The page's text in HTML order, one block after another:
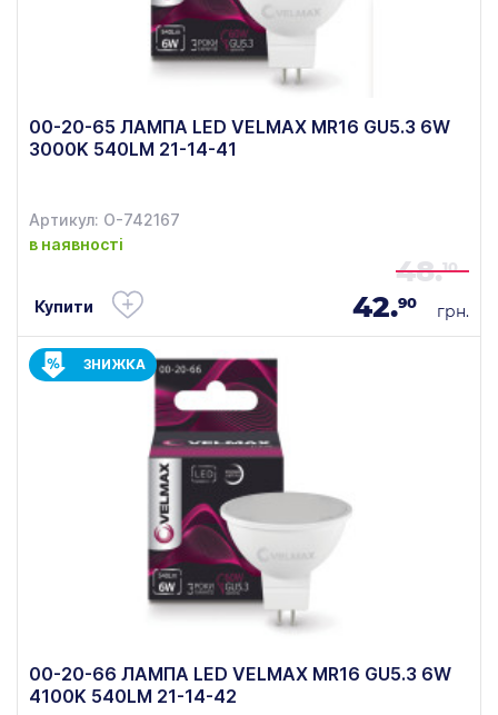
00-20-65 ЛАМПА LED VELMAX MR16 GU5.3 6W
3000K 540LM 21-14-41
Артикул: О-742167
в наявності
48.10
Купити 42.90 грн.
ЗНИЖКА
00-20-66 ЛАМПА LED VELMAX MR16 GU5.3 6W
4100K 540LM 21-14-42